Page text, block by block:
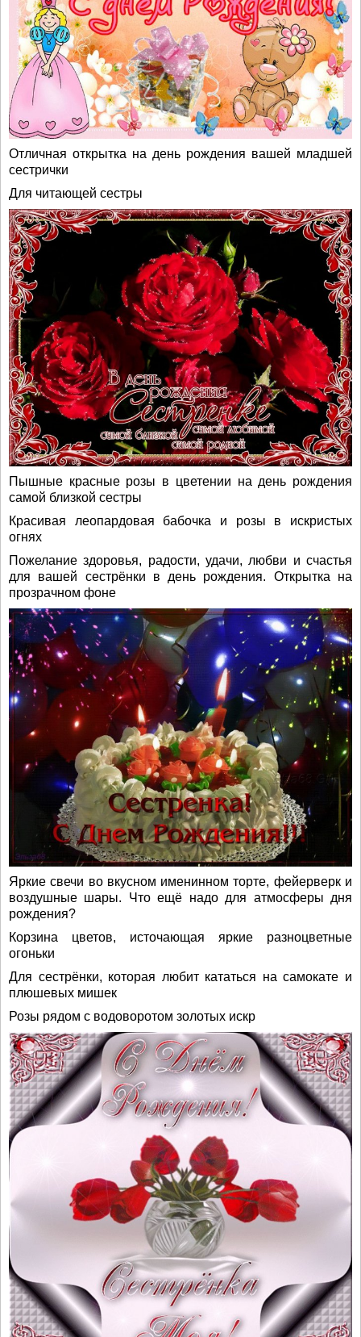
Отличная открытка на день рождения вашей младшей
сестрички
Для читающей сестры
Пышные красные розы в цветении на день рождения
самой близкой сестры
Красивая леопардовая бабочка и розы в искристых
огнях
Пожелание здоровья, радости, удачи, любви и счастья
для вашей сестрёнки в день рождения. Открытка на
прозрачном фоне
Яркие свечи во вкусном именинном торте, фейерверк и
воздушные шары. Что ещё надо для атмосферы дня
рождения?
Корзина цветов, источающая яркие разноцветные
огоньки
Для сестрёнки, которая любит кататься на самокате и
плюшевых мишек
Розы рядом с водоворотом золотых искр